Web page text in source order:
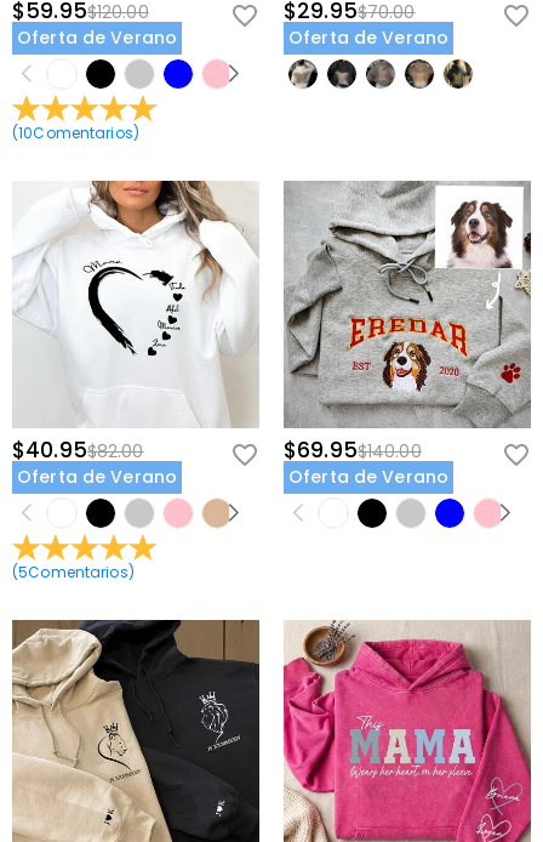
$59.95$120.00
Oferta de Verano
(10Comentarios)
$29.95$70.00
Oferta de Verano
$40.95$82.00
Oferta de Verano
(5Comentarios)
$69.95$140.00
Oferta de Verano